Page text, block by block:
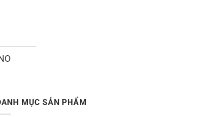
MỤC SẢN PHẨM